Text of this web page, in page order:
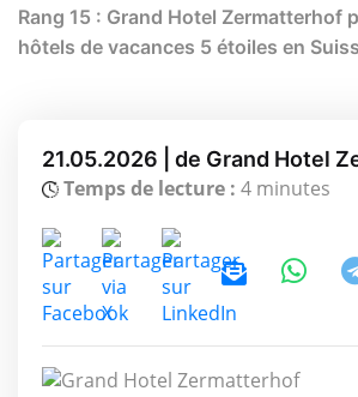
Rang 15 : Grand Hotel Zermatterhof
hôtels de vacances 5 étoiles en
21.05.2026 | de Grand Hotel
Temps de lecture : 4 minutes